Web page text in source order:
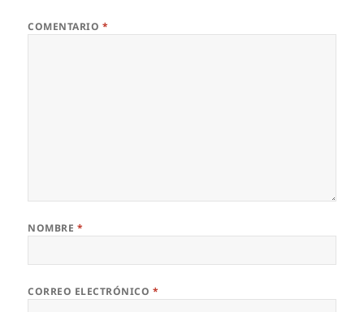
COMENTARIO *
NOMBRE *
CORREO ELECTRÓNICO *